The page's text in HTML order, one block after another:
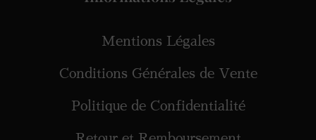
Mentions Légales
Conditions Générales de Vente
Politique de Confidentialité